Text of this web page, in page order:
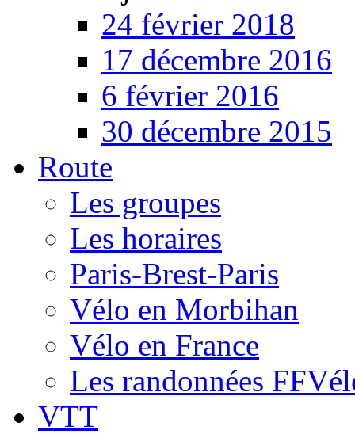
24 février 2018
17 décembre 2016
6 février 2016
30 décembre 2015
Route
Les groupes
Les horaires
Paris-Brest-Paris
Vélo en Morbihan
Vélo en France
Les randonnées
VTT